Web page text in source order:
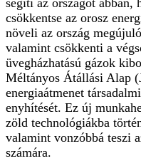
segíti az országot
csökkentse az orosz
növeli az ország
valamint csökkenti a
üvegházhatású gázok
Méltányos Átállási Alap
energiaátmenet
enyhítését. Ez új
zöld technológiákba
valamint vonzóbbá teszi
számára.